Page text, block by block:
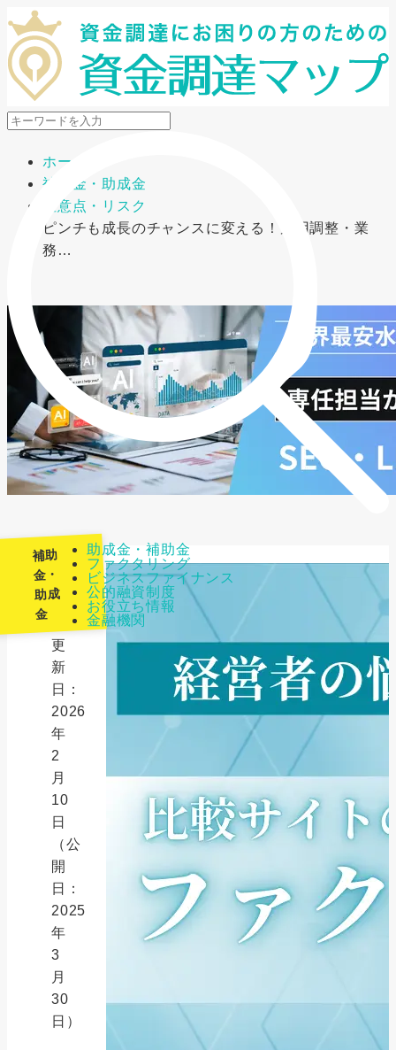
メニューを開閉
助成金・補助金
ファクタリング
ビジネスファイナンス
公的融資制度
お役立ち情報
金融機関
ホーム
補助金・助成金
注意点・リスク
ピンチも成長のチャンスに変える！雇用調整・業
務…
補助
金・
助成
金
最
更
新
日：
2026
年
2
月
10
日
（公
開
日：
2025
年
3
月
30
日）